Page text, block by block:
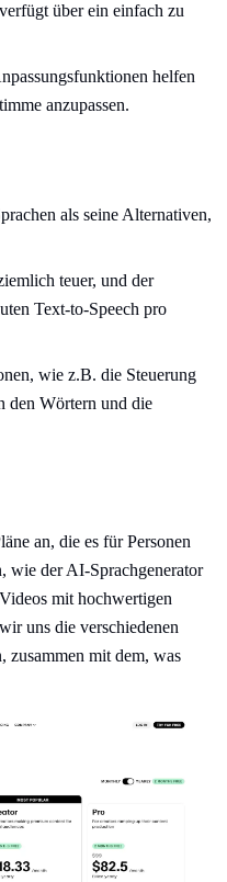
über ein einfach zu
helfen
anzupassen.
als seine Alternativen,
teuer, und der
Text-to-Speech pro
wie z.B. die Steuerung
den Wörtern und die
an, die es für Personen
wie der AI-Sprachgenerator
mit hochwertigen
uns die verschiedenen
zusammen mit dem, was